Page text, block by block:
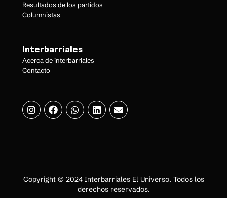
Resultados de los partidos
Columnistas
Interbarriales
Acerca de interbarriales
Contacto
Copyright © 2024 Interbarriales El Universo. Todos los
derechos reservados.